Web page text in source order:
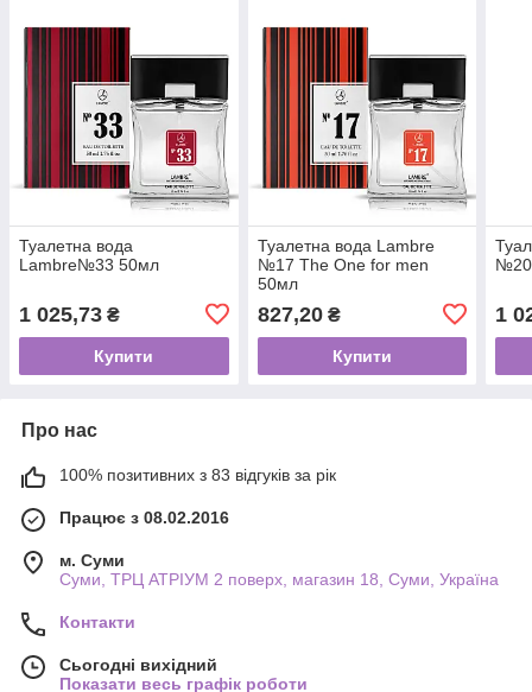
Туалетна вода
Lambre№33 50мл
1 025,73 ₴
Купити
Туалетна вода Lambre
№17 The One for men
50мл
827,20₴
Купити
1
Про нас
100% позитивних з 83 відгуків за рік
Працює з 08.02.2016
м. Суми
Суми, ТРЦ АТРІУМ 2 поверх, магазин 18, Суми, Україна
Контакти
Сьогодні вихідний
Показати весь графік роботи